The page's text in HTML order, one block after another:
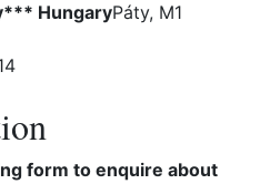
HungaryPáty, M1
form to enquire about